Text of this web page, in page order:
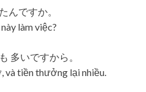
んですか。
làm việc?
多いですから。
và tiền thưởng lại nhiều.